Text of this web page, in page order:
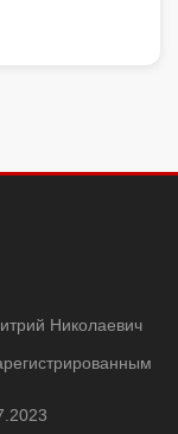
Николаевич